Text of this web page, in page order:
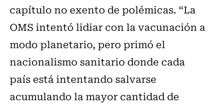
capítulo no exento de polémicas. “La
OMS intentó lidiar con la vacunación a
modo planetario, pero primó el
nacionalismo sanitario donde cada
país está intentando salvarse
acumulando la mayor cantidad de